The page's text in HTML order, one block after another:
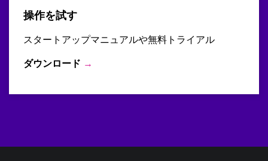
操作を試す
スタートアップマニュアルや無料トライアル
ダウンロード →